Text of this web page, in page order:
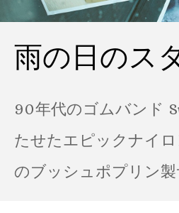
雨の日のス
90年代のゴムバンド
たせたエピックナイ
のブッシュポプリン